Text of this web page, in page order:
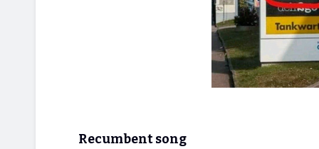
Recumbent song